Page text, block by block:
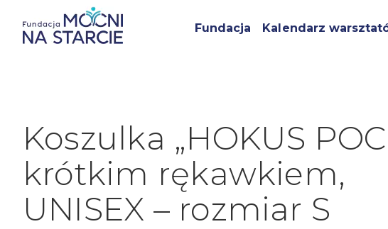
Fundacja Kalendarz
Koszulka „HOKUS
krótkim rękawkiem,
UNISEX – rozmiar S